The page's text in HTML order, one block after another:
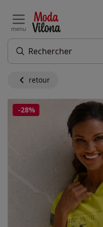
menu
retour
-28%